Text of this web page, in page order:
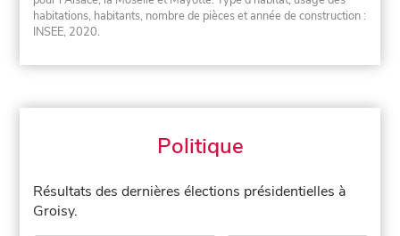
habitations, habitants, nombre de pièces et année de construction :
INSEE, 2020.
Politique
Résultats des dernières élections présidentielles à
Groisy.